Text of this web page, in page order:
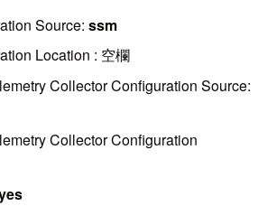
Source: ssm
Location : 空欄
Collector Configuration Source:
Collector Configuration